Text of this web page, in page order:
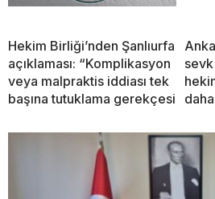
Hekim Birliği’nden Şanlıurfa
açıklaması: “Komplikasyon
veya malpraktis iddiası tek
başına tutuklama gerekçesi